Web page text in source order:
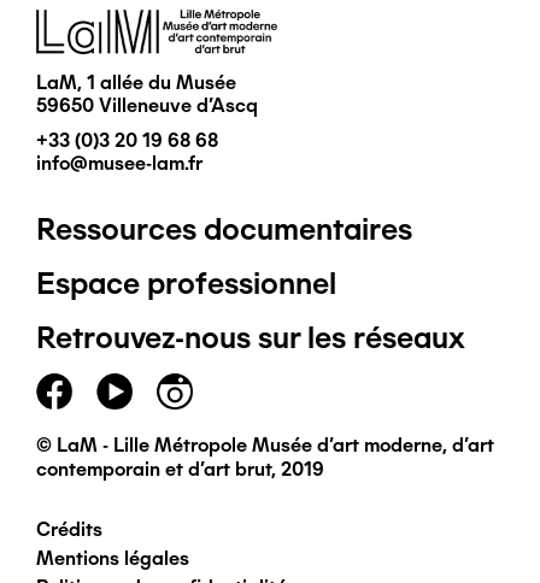
Image
LaM, 1 allée du Musée
59650 Villeneuve d'Ascq
+33 (0)3 20 19 68 68
info@musee-lam.fr
Pied
de
page
principal
Ressources documentaires
Espace professionnel
Retrouvez-nous sur les réseaux
© LaM - Lille Métropole Musée d'art moderne, d'art
contemporain et d'art brut, 2019
Pied
Crédits
Mentions légales